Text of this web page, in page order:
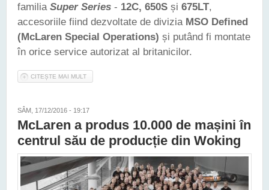
familia Super Series - 12C, 650S și 675LT,
accesoriile fiind dezvoltate de divizia MSO Defined
(McLaren Special Operations) și putând fi montate
în orice service autorizat al britanicilor.
CITEȘTE MAI MULT
SÂM, 17/12/2016 - 19:17
McLaren a produs 10.000 de mașini în
centrul său de producție din Woking